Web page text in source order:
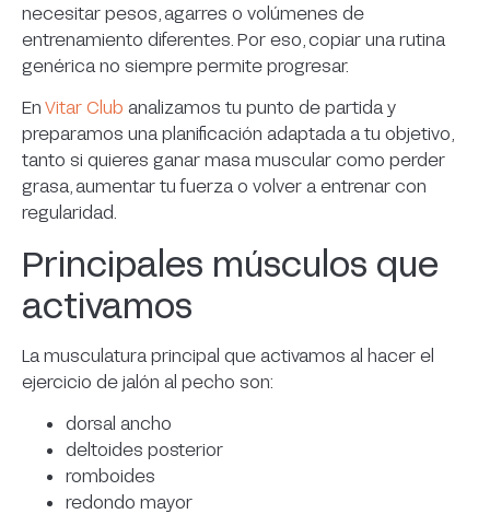
necesitar pesos, agarres o volúmenes de
entrenamiento diferentes. Por eso, copiar una rutina
genérica no siempre permite progresar.
En Vitar Club analizamos tu punto de partida y
preparamos una planificación adaptada a tu objetivo,
tanto si quieres ganar masa muscular como perder
grasa, aumentar tu fuerza o volver a entrenar con
regularidad.
Principales músculos que
activamos
La musculatura principal que activamos al hacer el
ejercicio de jalón al pecho son:
dorsal ancho
deltoides posterior
romboides
redondo mayor